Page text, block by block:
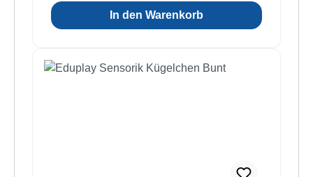
In den Warenkorb